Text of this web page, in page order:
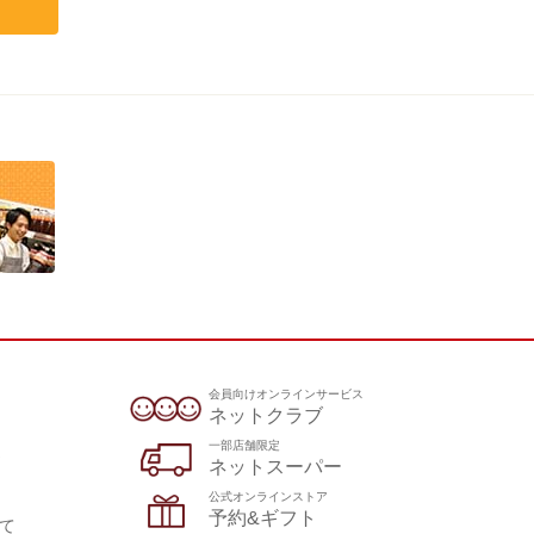
会員向けオンラインサービス
ネットクラブ
一部店舗限定
ネットスーパー
公式オンラインストア
予約&ギフト